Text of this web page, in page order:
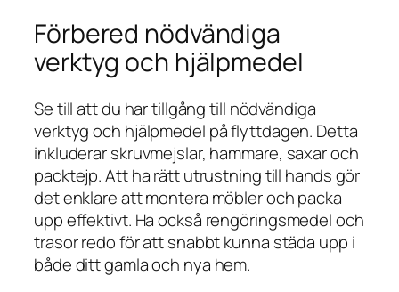
Förbered nödvändiga
verktyg och hjälpmedel
Se till att du har tillgång till nödvändiga
verktyg och hjälpmedel på flyttdagen. Detta
inkluderar skruvmejslar, hammare, saxar och
packtejp. Att ha rätt utrustning till hands gör
det enklare att montera möbler och packa
upp effektivt. Ha också rengöringsmedel och
trasor redo för att snabbt kunna städa upp i
både ditt gamla och nya hem.